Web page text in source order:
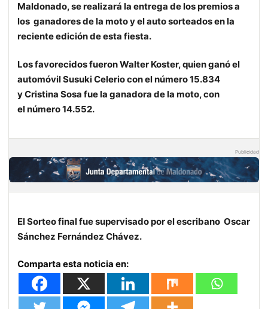
Maldonado, se realizará la entrega de los premios a
los ganadores de la moto y el auto sorteados en la
reciente edición de esta fiesta.
Los favorecidos fueron Walter Koster, quien ganó el
automóvil Susuki Celerio con el número 15.834
yCristina Sosa fue la ganadora de la moto, con
el número 14.552.
Publicidad
El Sorteo final fue supervisado por el escribano Oscar
Sánchez Fernández Chávez.
Comparta esta noticia en: